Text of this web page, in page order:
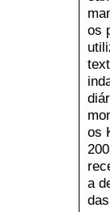
os
os
a